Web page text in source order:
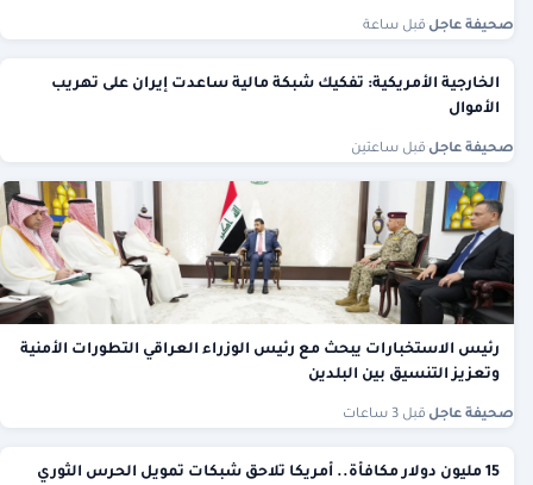
صحيفة عاجل قبل ساعة
الخارجية الأمريكية: تفكيك شبكة مالية ساعدت إيران على تهريب
الأموال
صحيفة عاجل قبل ساعتين
رئيس الاستخبارات يبحث مع رئيس الوزراء العراقي التطورات الأمنية
وتعزيز التنسيق بين البلدين
صحيفة عاجل قبل 3 ساعات
15 مليون دولار مكافأة.. أمريكا تلاحق شبكات تمويل الحرس الثوري